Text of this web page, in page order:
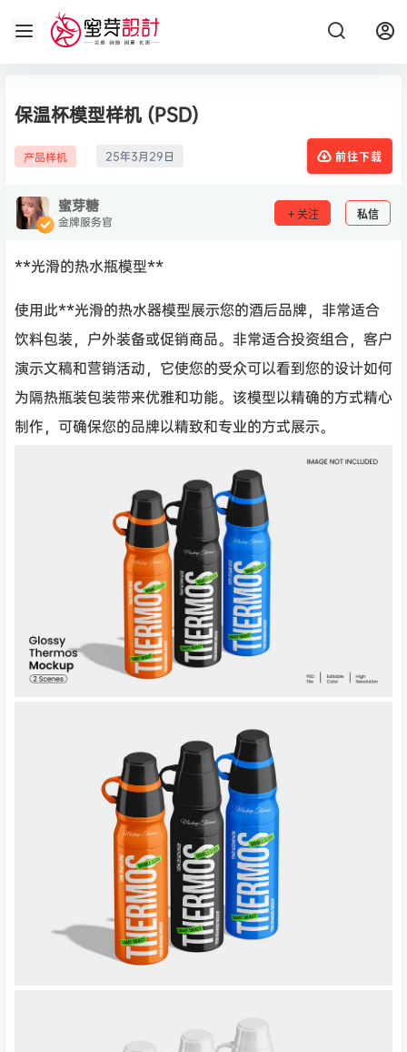
保温杯模型样机 (PSD)
产品样机 25年3月29日 前往下载
蜜芽糖
金牌服务官 关注 私信
**光滑的热水瓶模型**
使用此**光滑的热水器模型展示您的酒后品牌，非常适合
饮料包装，户外装备或促销商品。非常适合投资组合，客户
演示文稿和营销活动，它使您的受众可以看到您的设计如何
为隔热瓶装包装带来优雅和功能。该模型以精确的方式精心
制作，可确保您的品牌以精致和专业的方式展示。